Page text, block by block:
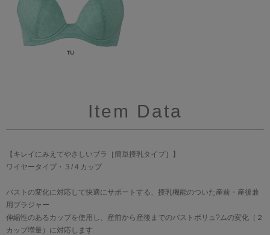
Item Data
【キレイにみえてやさしいブラ［簡単授乳タイプ］】
ワイヤータイプ・３/４カップ
バストの変化に対応して快適にサポートする、授乳機能のついた産前・産後兼
用ブラジャー
伸縮性のあるカップを使用し、産前から産後までのバストボリュ?ムの変化（２
カップ増量）に対応します